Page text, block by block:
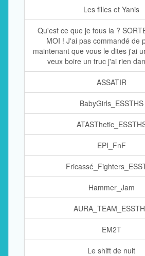
Les filles et Yanis
Qu'est ce que je fous la ?
MOI ! J'ai pas commandé de
maintenant que vous le dites j'ai
veux boire un truc j'ai rien
ASSATIR
BabyGirls_ESSTHS
EPI_FnF
Hammer_Jam
EM2T
Le shift de nuit